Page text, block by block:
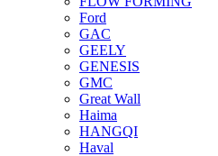
Ford
GAC
GEELY
GENESIS
GMC
Great Wall
Haima
HANGQI
Haval